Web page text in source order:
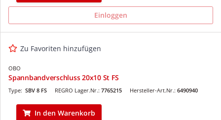
Einloggen
Zu Favoriten hinzufügen
OBO
Spannbandverschluss 20x10 St FS
REGRO Lager.Nr.: 7765215
Type: SBV 8 FS Hersteller-Art.Nr.: 6490940
In den Warenkorb